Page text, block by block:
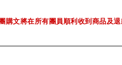
購文將在所有團員順利收到商品及退